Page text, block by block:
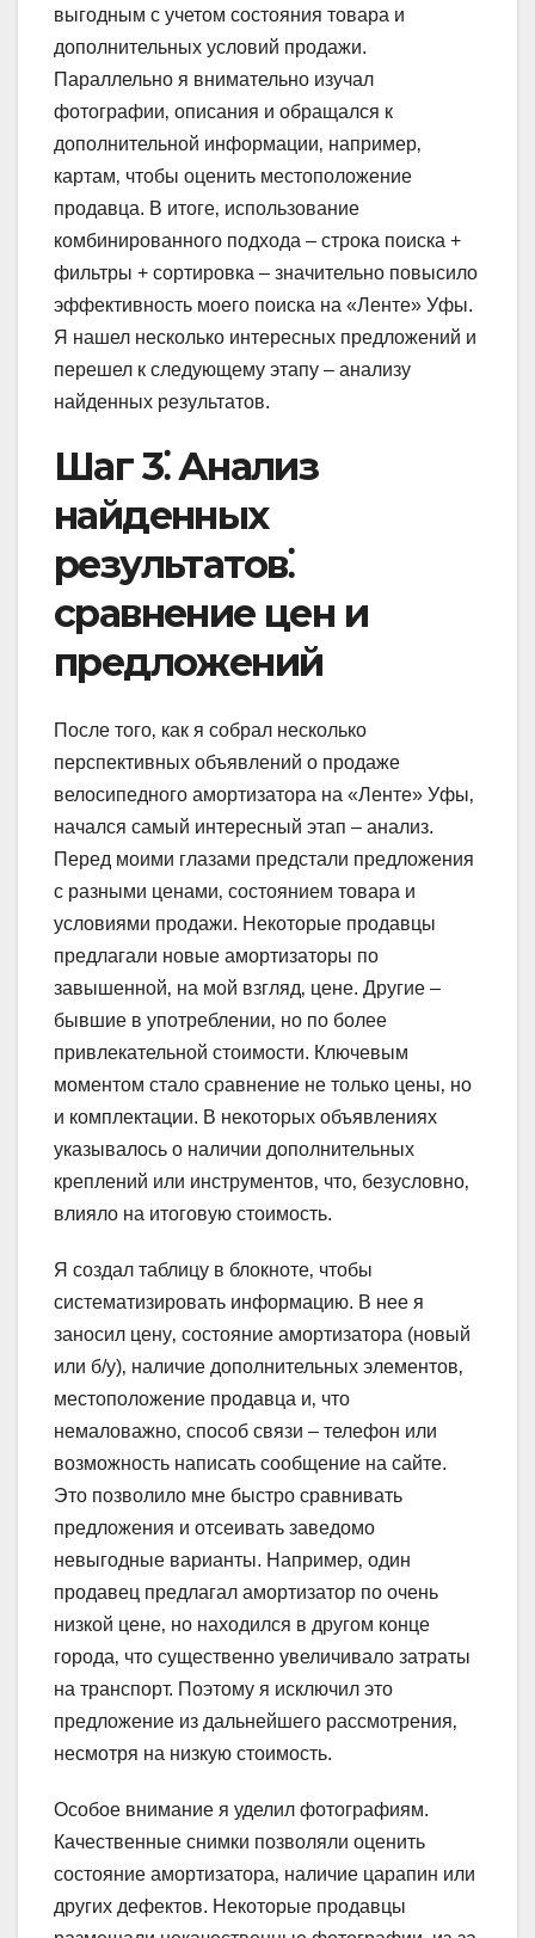
выгодным с учетом состояния товара и
дополнительных условий продажи.
Параллельно я внимательно изучал
фотографии‚ описания и обращался к
дополнительной информации‚ например‚
картам‚ чтобы оценить местоположение
продавца. В итоге‚ использование
комбинированного подхода – строка поиска +
фильтры + сортировка – значительно повысило
эффективность моего поиска на «Ленте» Уфы.
Я нашел несколько интересных предложений и
перешел к следующему этапу – анализу
найденных результатов.
Шаг 3⁚ Анализ
найденных
результатов⁚
сравнение цен и
предложений
После того‚ как я собрал несколько
перспективных объявлений о продаже
велосипедного амортизатора на «Ленте» Уфы‚
начался самый интересный этап – анализ.
Перед моими глазами предстали предложения
с разными ценами‚ состоянием товара и
условиями продажи. Некоторые продавцы
предлагали новые амортизаторы по
завышенной‚ на мой взгляд‚ цене. Другие –
бывшие в употреблении‚ но по более
привлекательной стоимости. Ключевым
моментом стало сравнение не только цены‚ но
и комплектации. В некоторых объявлениях
указывалось о наличии дополнительных
креплений или инструментов‚ что‚ безусловно‚
влияло на итоговую стоимость.
Я создал таблицу в блокноте‚ чтобы
систематизировать информацию. В нее я
заносил цену‚ состояние амортизатора (новый
или б/у)‚ наличие дополнительных элементов‚
местоположение продавца и‚ что
немаловажно‚ способ связи – телефон или
возможность написать сообщение на сайте.
Это позволило мне быстро сравнивать
предложения и отсеивать заведомо
невыгодные варианты. Например‚ один
продавец предлагал амортизатор по очень
низкой цене‚ но находился в другом конце
города‚ что существенно увеличивало затраты
на транспорт. Поэтому я исключил это
предложение из дальнейшего рассмотрения‚
несмотря на низкую стоимость.
Особое внимание я уделил фотографиям.
Качественные снимки позволяли оценить
состояние амортизатора‚ наличие царапин или
других дефектов. Некоторые продавцы